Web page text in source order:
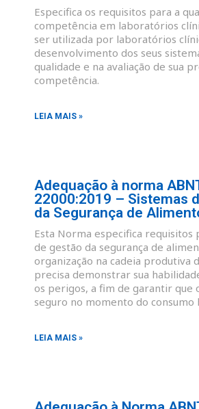
Especifica os requisitos para a
competência em laboratórios
ser utilizada por laboratórios
desenvolvimento dos seus
qualidade e na avaliação de sua
competência.
LEIA MAIS »
Adequação à norma
22000:2019 – Sistemas
da Segurança de
Esta Norma especifica requisitos
de gestão da segurança de
organização na cadeia produtiva
precisa demonstrar sua
os perigos, a fim de garantir que
seguro no momento do consumo
LEIA MAIS »